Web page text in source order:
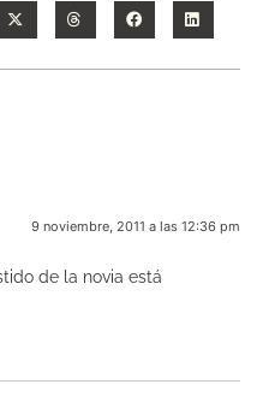
9 noviembre, 2011 a las 12:36 pm
de la novia está